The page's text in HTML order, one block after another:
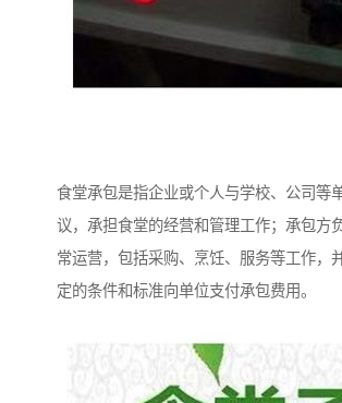
食堂承包是指企业或个人与学校、公司等
议，承担食堂的经营和管理工作；承包方
常运营，包括采购、烹饪、服务等工作，
定的条件和标准向单位支付承包费用。